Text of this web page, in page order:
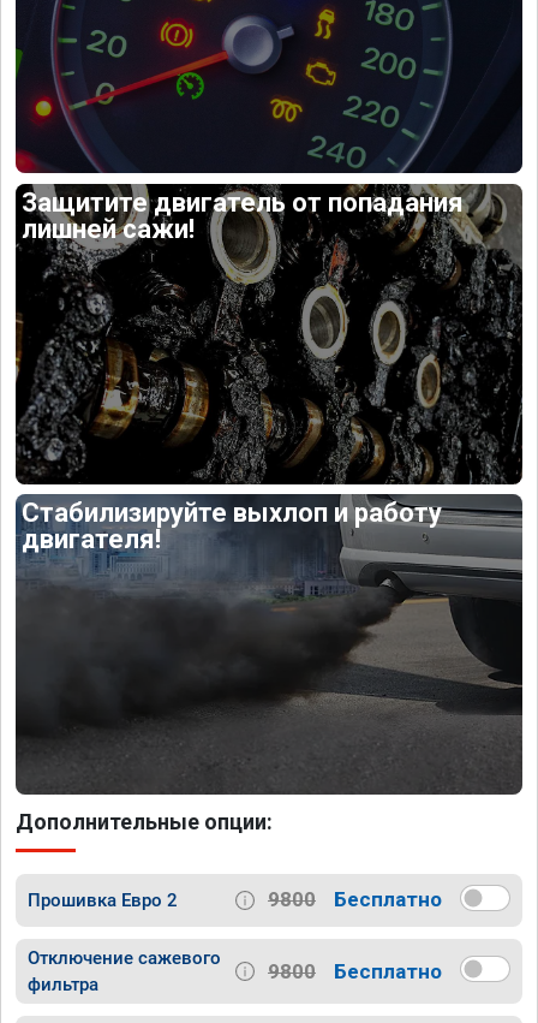
Защитите двигатель от попадания
лишней сажи!
Стабилизируйте выхлоп и работу
двигателя!
Дополнительные опции:
Прошивка Евро 2 9800 Бесплатно
Отключение сажевого
фильтра
9800 Бесплатно